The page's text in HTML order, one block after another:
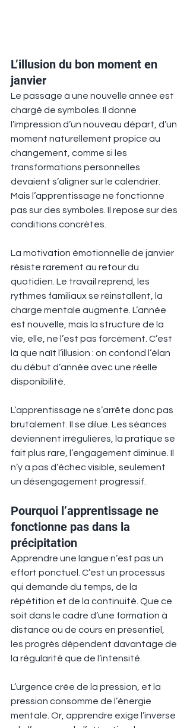
L’illusion du bon moment en
janvier
Le passage à une nouvelle année est
chargé de symboles. Il donne
l’impression d’un nouveau départ, d’un
moment naturellement propice au
changement, comme si les
transformations personnelles
devaient s’aligner sur le calendrier.
Mais l’apprentissage ne fonctionne
pas sur des symboles. Il repose sur des
conditions concrètes.
La motivation émotionnelle de janvier
résiste rarement au retour du
quotidien. Le travail reprend, les
rythmes familiaux se réinstallent, la
charge mentale augmente. L’année
est nouvelle, mais la structure de la
vie, elle, ne l’est pas forcément. C’est
là que naît l’illusion : on confond l’élan
du début d’année avec une réelle
disponibilité.
L’apprentissage ne s’arrête donc pas
brutalement. Il se dilue. Les séances
deviennent irrégulières, la pratique se
fait plus rare, l’engagement diminue. Il
n’y a pas d’échec visible, seulement
un désengagement progressif.
Pourquoi l’apprentissage ne
fonctionne pas dans la
précipitation
Apprendre une langue n’est pas un
effort ponctuel. C’est un processus
qui demande du temps, de la
répétition et de la continuité. Que ce
soit dans le cadre d’une formation à
distance ou de cours en présentiel,
les progrès dépendent davantage de
la régularité que de l’intensité.
L’urgence crée de la pression, et la
pression consomme de l’énergie
mentale. Or, apprendre exige l’inverse